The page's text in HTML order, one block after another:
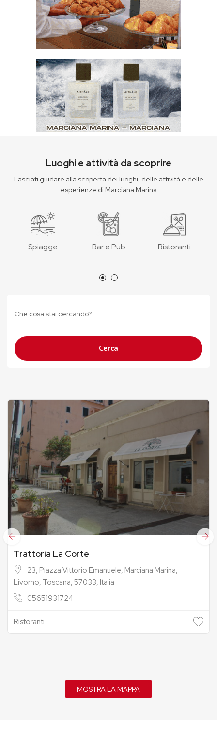
Luoghi e attività da scoprire
Lasciati guidare alla scoperta dei luoghi, delle attività e delle
esperienze di Marciana Marina
Spiagge Bar e Pub Ristoranti
Cerca
Trattoria La Corte
23, Piazza Vittorio Emanuele, Marciana Marina,
Livorno, Toscana, 57033, Italia
05651931724
Ristoranti
MOSTRA LA MAPPA